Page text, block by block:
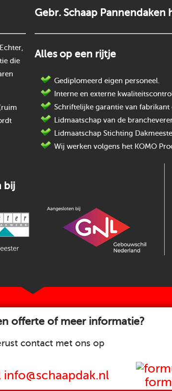
die
Gebr. Schaap Pannendaken
Alles op een rijtje
Gediplomeerd eigen personeel.
Interne en externe
Schriftelijke garantie van fabrikant
Lidmaatschap van de
Lidmaatschap Stichting
Wij werken volgens het KOMO
bij
offerte of meer informatie?
contact met ons op
info@schaapdak.nl